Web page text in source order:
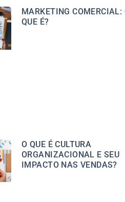
MARKETING COMERCIAL:
QUE É?
O QUE É CULTURA
ORGANIZACIONAL E SEU
IMPACTO NAS VENDAS?